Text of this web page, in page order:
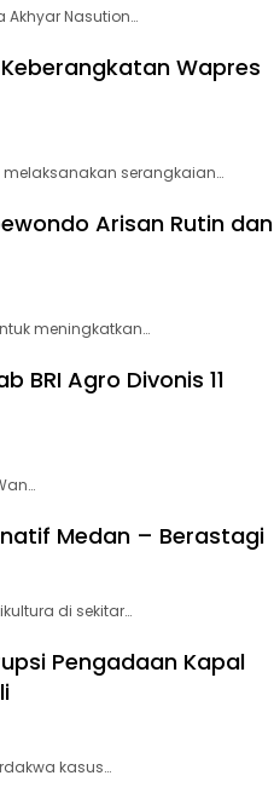
Akhyar Nasution…
Wapres
melaksanakan serangkaian…
Arisan Rutin dan
meningkatkan…
BRI Agro Divonis 11
Medan – Berastagi
di sekitar…
Pengadaan Kapal
kasus…